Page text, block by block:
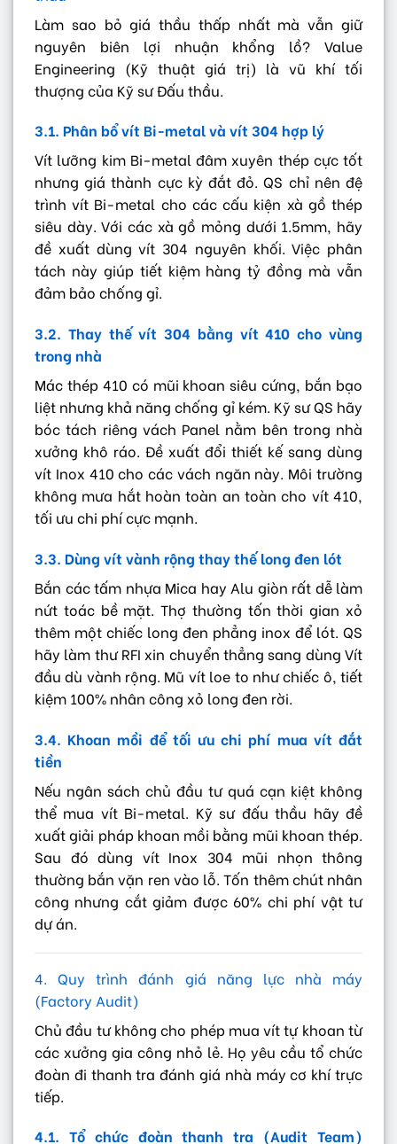
Làm sao bỏ giá thầu thấp nhất mà vẫn giữ
nguyên biên lợi nhuận khổng lồ? Value
Engineering (Kỹ thuật giá trị) là vũ khí tối
thượng của Kỹ sư Đấu thầu.
3.1. Phân bổ vít Bi-metal và vít 304 hợp lý
Vít lưỡng kim Bi-metal đâm xuyên thép cực tốt
nhưng giá thành cực kỳ đắt đỏ. QS chỉ nên đệ
trình vít Bi-metal cho các cấu kiện xà gồ thép
siêu dày. Với các xà gồ mỏng dưới 1.5mm, hãy
đề xuất dùng vít 304 nguyên khối. Việc phân
tách này giúp tiết kiệm hàng tỷ đồng mà vẫn
đảm bảo chống gỉ.
3.2. Thay thế vít 304 bằng vít 410 cho vùng
trong nhà
Mác thép 410 có mũi khoan siêu cứng, bắn bạo
liệt nhưng khả năng chống gỉ kém. Kỹ sư QS hãy
bóc tách riêng vách Panel nằm bên trong nhà
xưởng khô ráo. Đề xuất đổi thiết kế sang dùng
vít Inox 410 cho các vách ngăn này. Môi trường
không mưa hắt hoàn toàn an toàn cho vít 410,
tối ưu chi phí cực mạnh.
3.3. Dùng vít vành rộng thay thế long đen lót
Bắn các tấm nhựa Mica hay Alu giòn rất dễ làm
nứt toác bề mặt. Thợ thường tốn thời gian xỏ
thêm một chiếc long đen phẳng inox để lót. QS
hãy làm thư RFI xin chuyển thẳng sang dùng Vít
đầu dù vành rộng. Mũ vít loe to như chiếc ô, tiết
kiệm 100% nhân công xỏ long đen rời.
3.4. Khoan mồi để tối ưu chi phí mua vít đắt
tiền
Nếu ngân sách chủ đầu tư quá cạn kiệt không
thể mua vít Bi-metal. Kỹ sư đấu thầu hãy đề
xuất giải pháp khoan mồi bằng mũi khoan thép.
Sau đó dùng vít Inox 304 mũi nhọn thông
thường bắn vặn ren vào lỗ. Tốn thêm chút nhân
công nhưng cắt giảm được 60% chi phí vật tư
dự án.
4. Quy trình đánh giá năng lực nhà máy
(Factory Audit)
Chủ đầu tư không cho phép mua vít tự khoan từ
các xưởng gia công nhỏ lẻ. Họ yêu cầu tổ chức
đoàn đi thanh tra đánh giá nhà máy cơ khí trực
tiếp.
4.1. Tổ chức đoàn thanh tra (Audit Team)